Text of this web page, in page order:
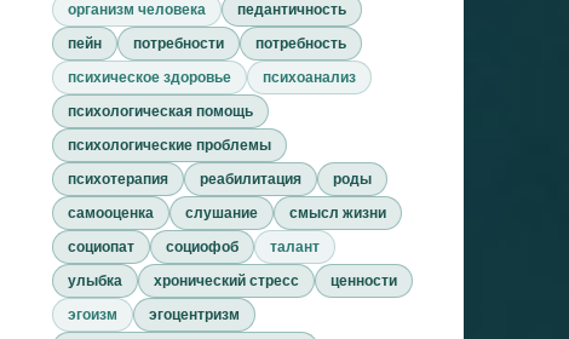
организм человека
педантичность
пейн
потребности
потребность
психическое здоровье
психоанализ
психологическая помощь
психологические проблемы
психотерапия
реабилитация
роды
самооценка
слушание
смысл жизни
социопат
социофоб
талант
улыбка
хронический стресс
ценности
эгоизм
эгоцентризм